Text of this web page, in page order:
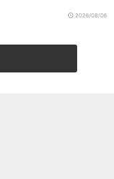
2026/08/06